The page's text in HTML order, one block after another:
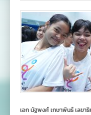
เอก นัฐพงศ์ เกษาพันธ์ เลขา